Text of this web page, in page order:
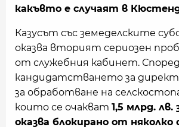
какъвто е случаят в
Казусът със земеделските
оказва вторият сериозен
от служебния кабинет.
кандидатстването за
за обработване на
които се очакват 1,5 млрд. лв.
оказва блокирано от няколко